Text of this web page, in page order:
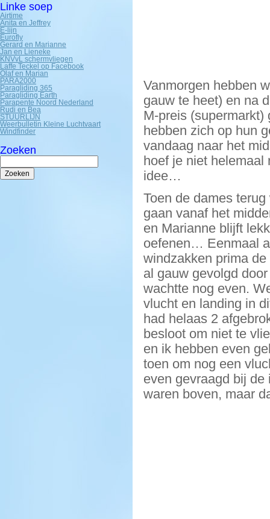
Linke soep
Airtime
Anita en Jeffrey
E-lijn
Eurofly
Gerard en Marianne
Jan en Lieneke
KNVvL schermvliegen
Laffe Teckel op Facebook
Olaf en Marian
PARA2000
Paragliding 365
Paragliding Earth
Parapente Noord Nederland
Rudi en Bea
STUURLIJN
Weerbulletin Kleine Luchtvaart
Windfinder
Zoeken
Zoeken
naar:
Vanmorgen hebben
gauw te heet) en na
M-preis
hebben zich op hun
vandaag naar het
hoef je niet helemaal
idee…
Toen de dames
gaan vanaf het
en Marianne blijft
oefenen… Eenmaal
windzakken prima
al gauw gevolgd
wachtte nog even.
vlucht en landing in
had helaas 2
besloot om niet te
en ik hebben even
toen om nog een
even gevraagd bij
waren boven, maar